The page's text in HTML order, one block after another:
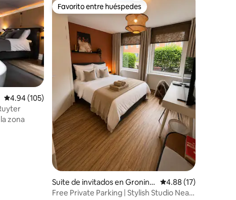
Calificación promedio: 4.94 de 5, 105 reseñas
4.94 (105)
zona
Favorito entre huéspedes
Favorito entre huéspedes
Suite de invitados en Groning
en
Calificación
4.88 (17)
Free Private Parking | Stylish Studio Near